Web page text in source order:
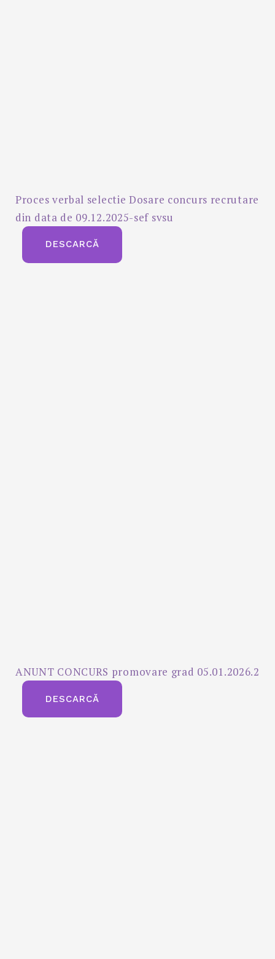
Proces verbal selectie Dosare concurs recrutare
din data de 09.12.2025-sef svsu
DESCARCĂ
ANUNT CONCURS promovare grad 05.01.2026.2
DESCARCĂ